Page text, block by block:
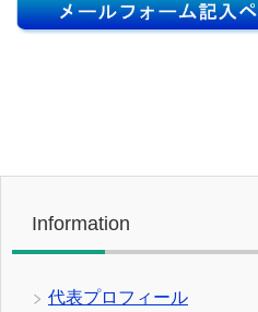
Information
代表プロフィール